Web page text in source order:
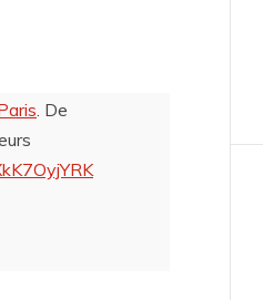
. De